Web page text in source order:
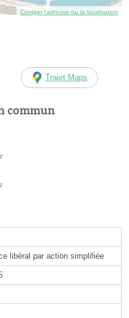
Corriger l’adresse ou la localisation
Trajet Maps
commun
libéral par action simplifiée